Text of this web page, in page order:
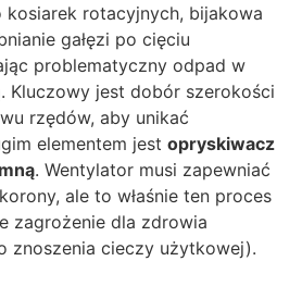
rotacyjnych, bijakowa
gałęzi po cięciu
problematyczny odpad w
Kluczowy jest dobór szerokości
rzędów, aby unikać
elementem jest opryskiwacz
. Wentylator musi zapewniać
ale to właśnie ten proces
zagrożenie dla zdrowia
znoszenia cieczy użytkowej).